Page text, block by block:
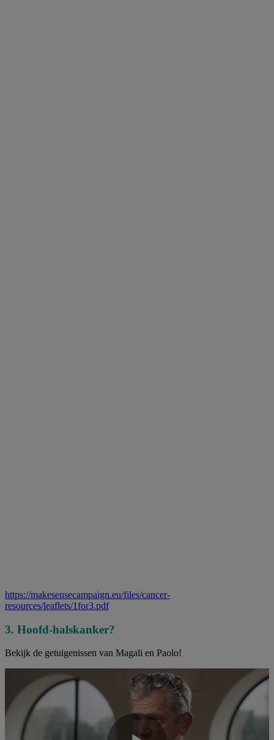
https://makesensecampaign.eu/files/cancer-
resources/leaflets/1for3.pdf
3. Hoofd-halskanker?
Bekijk de getuigenissen van Magali en Paolo!